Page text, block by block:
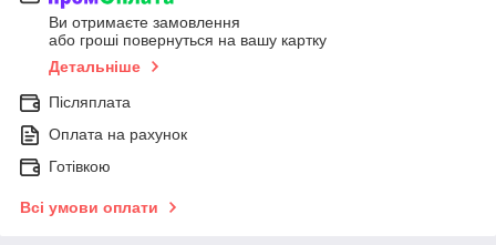
Ви отримаєте замовлення
або гроші повернуться на вашу картку
Детальніше
Післяплата
Оплата на рахунок
Готівкою
Всі умови оплати